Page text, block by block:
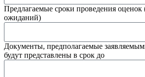
Предлагаемые сроки проведения
ожиданий)
Документы, предполагаемые
будут представлены в срок до